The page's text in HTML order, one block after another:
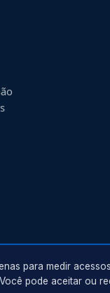
para medir
pode aceitar ou